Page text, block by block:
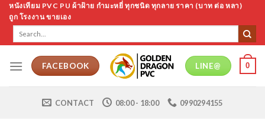
Skip
content
หนังเทียม PVC PU ผ้าฝ้าย กำมะหยี่ ทุกชนิด ทุกลาย ราคา (บาท ต่อ หลา)
ถูก โรงงาน ขายเอง
FACEBOOK LINE@ 0
CONTACT 08:00 - 18:00 0990294155